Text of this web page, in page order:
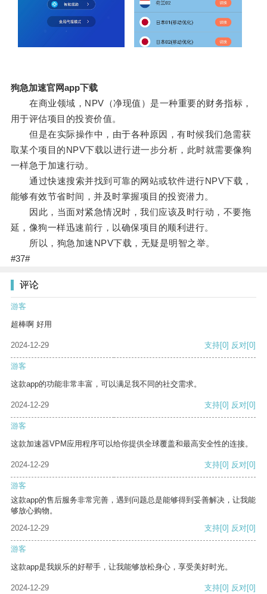
狗急加速官网app下载
在商业领域，NPV（净现值）是一种重要的财务指标，
用于评估项目的投资价值。
但是在实际操作中，由于各种原因，有时候我们急需获
取某个项目的NPV下载以进行进一步分析，此时就需要像狗
一样急于加速行动。
通过快速搜索并找到可靠的网站或软件进行NPV下载，
能够有效节省时间，并及时掌握项目的投资潜力。
因此，当面对紧急情况时，我们应该及时行动，不要拖
延，像狗一样迅速前行，以确保项目的顺利进行。
所以，狗急加速NPV下载，无疑是明智之举。
#37#
评论
游客
超棒啊 好用
2024-12-29 支持[0] 反对[0]
游客
这款app的功能非常丰富，可以满足我不同的社交需求。
2024-12-29 支持[0] 反对[0]
游客
这款加速器VPM应用程序可以给你提供全球覆盖和最高安全性的连接。
2024-12-29 支持[0] 反对[0]
游客
这款app的售后服务非常完善，遇到问题总是能够得到妥善解决，让我能
够放心购物。
2024-12-29
支持[0] 反对[0]
游客
这款app是我娱乐的好帮手，让我能够放松身心，享受美好时光。
2024-12-29 支持[0] 反对[0]